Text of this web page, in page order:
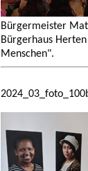
Bürgermeister
Bürgerhaus
Menschen".